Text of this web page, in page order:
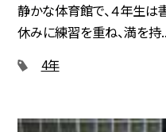
静かな体育館で、４年生は
休みに練習を重ね、満を持
4年